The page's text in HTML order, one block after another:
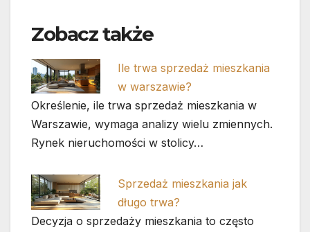
Zobacz także
Ile trwa sprzedaż mieszkania
w warszawie?
Określenie, ile trwa sprzedaż mieszkania w
Warszawie, wymaga analizy wielu zmiennych.
Rynek nieruchomości w stolicy…
Sprzedaż mieszkania jak
długo trwa?
Decyzja o sprzedaży mieszkania to często